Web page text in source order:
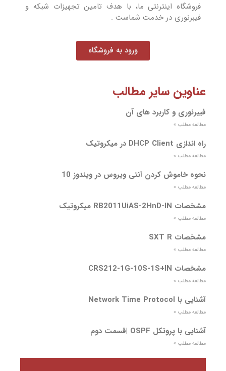
فروشگاه اینترنتی ما، با هدف تامین تجهیزات شبکه و
فیبرنوری در خدمت شماست .
ورود به فروشگاه
عناوین سایر مطالب
فیبرنوری و کاربرد های آن
مطالعه مطلب »
راه اندازی DHCP Client در میکروتیک
مطالعه مطلب »
نحوه خاموش کردن آنتی ویروس در ویندوز 10
مطالعه مطلب »
مشخصات RB2011UiAS-2HnD-IN میکروتیک
مطالعه مطلب »
مشخصات SXT R
مطالعه مطلب »
مشخصات CRS212-1G-10S-1S+IN
مطالعه مطلب »
آشنایی با Network Time Protocol
مطالعه مطلب »
آشنایی با پروتکل OSPF |قسمت دوم
مطالعه مطلب »